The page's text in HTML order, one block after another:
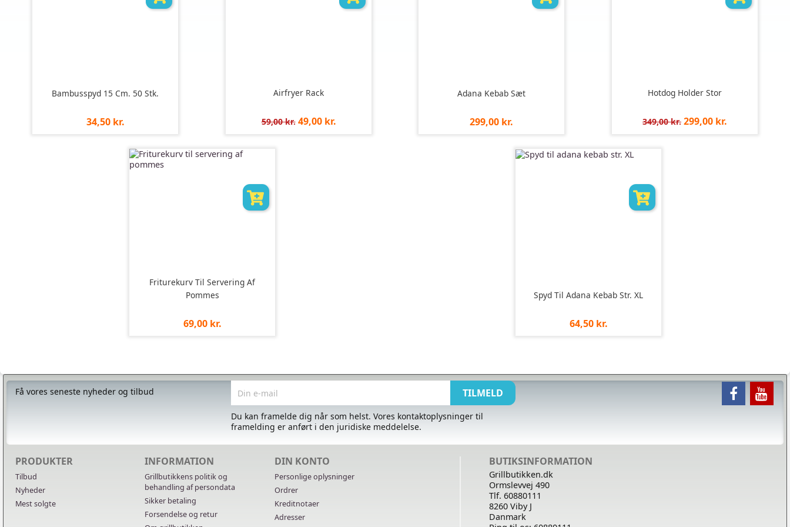
Bambusspyd 15 Cm. 50 Stk.
Pris
34,50 kr.
Airfryer Rack
Normalpris
59,00 kr. Pris
49,00 kr.
Adana Kebab Sæt
Pris
299,00 kr.
Hotdog Holder Stor
Normalpris
349,00 kr. Pris
299,00 kr.
Friturekurv Til Servering Af
Pommes
Pris
69,00 kr.
Spyd Til Adana Kebab Str. XL
Pris
64,50 kr.
Få vores seneste nyheder og tilbud
Du kan framelde dig når som helst. Vores kontaktoplysninger til
framelding er anført i den juridiske meddelelse.
PRODUKTER
Tilbud
Nyheder
Mest solgte
INFORMATION
Grillbutikkens politik og
behandling af persondata
Sikker betaling
Forsendelse og retur
DIN KONTO
Personlige oplysninger
Ordrer
Kreditnotaer
Adresser
BUTIKSINFORMATION
Grillbutikken.dk
Ormslevvej 490
Tlf. 60880111
8260 Viby J
Danmark